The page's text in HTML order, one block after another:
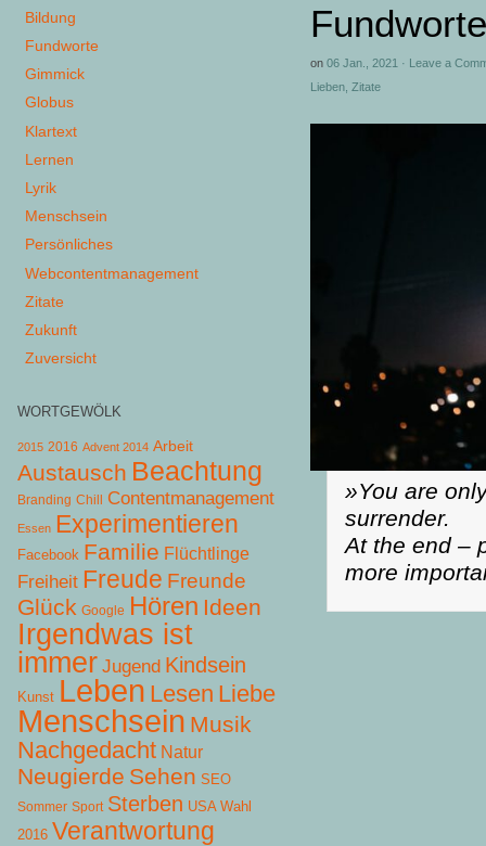
on 06 Jan., 2021 · Leave a
Lieben Zitate
»You are
surrender.
At the end –
more
Bildung
Fundworte
Gimmick
Globus
Klartext
Lernen
Lyrik
Menschsein
Persönliches
Webcontentmanagement
Zitate
Zukunft
Zuversicht
WORTGEWÖLK
2015 2016 Advent 2014 Arbeit
Austausch Beachtung
Branding Chill Contentmanagement
Essen Experimentieren
Facebook Familie Flüchtlinge
Freiheit Freude Freunde
Glück Google Hören Ideen
Irgendwas ist
immer Jugend Kindsein
Kunst Leben Lesen Liebe
Menschsein Musik
Nachgedacht Natur
Neugierde Sehen SEO
Sommer Sport Sterben USA Wahl
2016 Verantwortung